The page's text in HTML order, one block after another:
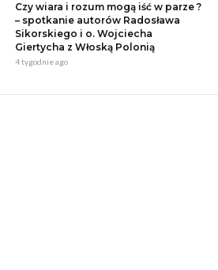
Czy wiara i rozum mogą iść w parze ?
– spotkanie autorów Radosława
Sikorskiego i o. Wojciecha
Giertycha z Włoską Polonią
4 tygodnie ago